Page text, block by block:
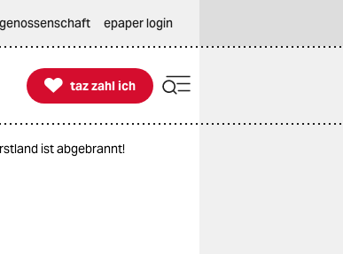
genossenschaft epaper login

taz zahl ich
taz zahl ich
ist abgebrannt!